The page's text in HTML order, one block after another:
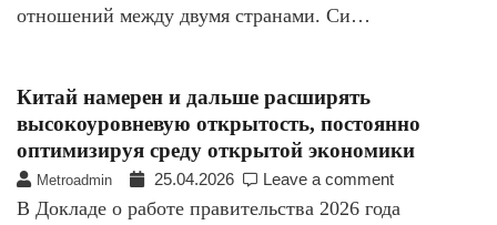
отношений между двумя странами. Си…
Китай намерен и дальше расширять
высокоуровневую открытость, постоянно
оптимизируя среду открытой экономики
Metroadmin 25.04.2026 Leave a comment
В Докладе о работе правительства 2026 года